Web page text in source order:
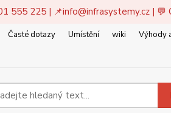
555 225 | 📌info@infrasystemy.cz| 💬
Časté dotazy Umístění wiki Výhody